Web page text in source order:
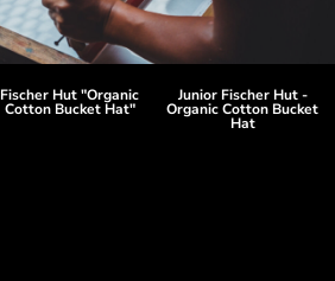
Fischer Hut "Organic
Cotton Bucket Hat"
Junior Fischer Hut -
Organic Cotton Bucket
Hat